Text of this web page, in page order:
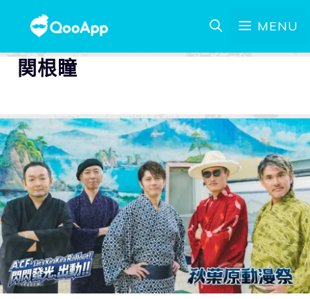
MENU
関根瞳